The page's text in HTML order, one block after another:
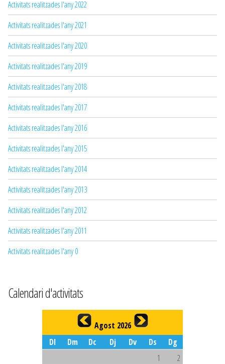
Activitats realitzades l'any 2022
Activitats realitzades l'any 2021
Activitats realitzades l'any 2020
Activitats realitzades l'any 2019
Activitats realitzades l'any 2018
Activitats realitzades l'any 2017
Activitats realitzades l'any 2016
Activitats realitzades l'any 2015
Activitats realitzades l'any 2014
Activitats realitzades l'any 2013
Activitats realitzades l'any 2012
Activitats realitzades l'any 2011
Activitats realitzades l'any 0
Calendari d'activitats
Agost 2026
Dl
Dm Dc Dj Dv Ds
Dg
1
2